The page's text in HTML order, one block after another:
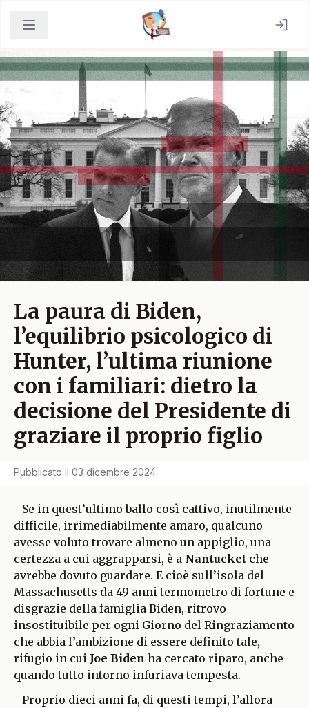
La paura di Biden,
l’equilibrio psicologico di
Hunter, l’ultima riunione
con i familiari: dietro la
decisione del Presidente di
graziare il proprio figlio
Pubblicato il 03 dicembre 2024
Se in quest’ultimo ballo così cattivo, inutilmente
difficile, irrimediabilmente amaro, qualcuno
avesse voluto trovare almeno un appiglio, una
certezza a cui aggrapparsi, è a Nantucket che
avrebbe dovuto guardare. E cioè sull’isola del
Massachusetts da 49 anni termometro di fortune e
disgrazie della famiglia Biden, ritrovo
insostituibile per ogni Giorno del Ringraziamento
che abbia l’ambizione di essere definito tale,
rifugio in cui Joe Biden ha cercato riparo, anche
quando tutto intorno infuriava tempesta.
Proprio dieci anni fa, di questi tempi, l’allora